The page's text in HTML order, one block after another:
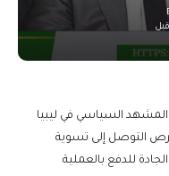
المشهد السياسي في ليبيا
التوصل إلى تسوية
للدفع بالعملية